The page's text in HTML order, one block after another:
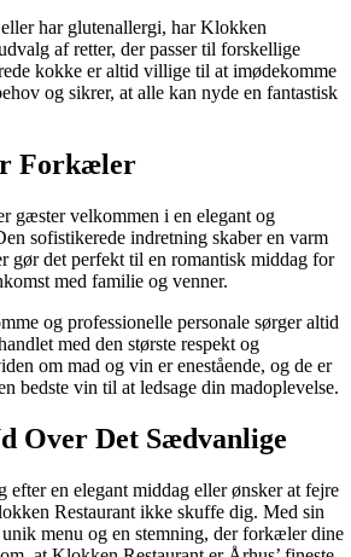
har glutenallergi, har Klokken
af retter, der passer til forskellige
kokke er altid villige til at imødekomme
og sikrer, at alle kan nyde en fantastisk
Forkæler
gæster velkommen i en elegant og
sofistikerede indretning skaber en varm
gør det perfekt til en romantisk middag for
med familie og venner.
og professionelle personale sørger altid
med den største respekt og
om mad og vin er enestående, og de er
bedste vin til at ledsage din madoplevelse.
Over Det Sædvanlige
efter en elegant middag eller ønsker at fejre
Restaurant ikke skuffe dig. Med sin
menu og en stemning, der forkæler dine